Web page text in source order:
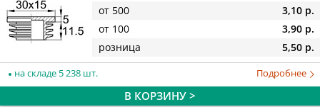
от 500
3,10 р.
от 100
3,90 р.
розница
5,50 р.
на складе 5 238 шт. Подробнее
В КОРЗИНУ >